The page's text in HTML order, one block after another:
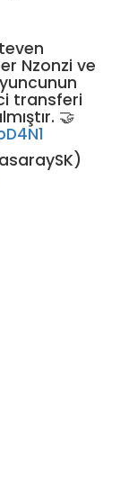
Nzonzi ve
transferi
🤝